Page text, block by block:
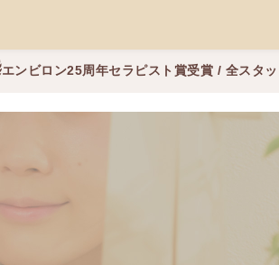
エンビロン25周年セラピスト賞受賞 / 全スタ